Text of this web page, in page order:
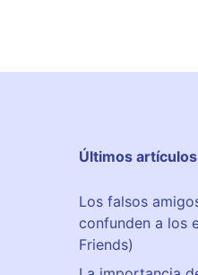
Últimos artículos
Los falsos
confunden a los
Friends)